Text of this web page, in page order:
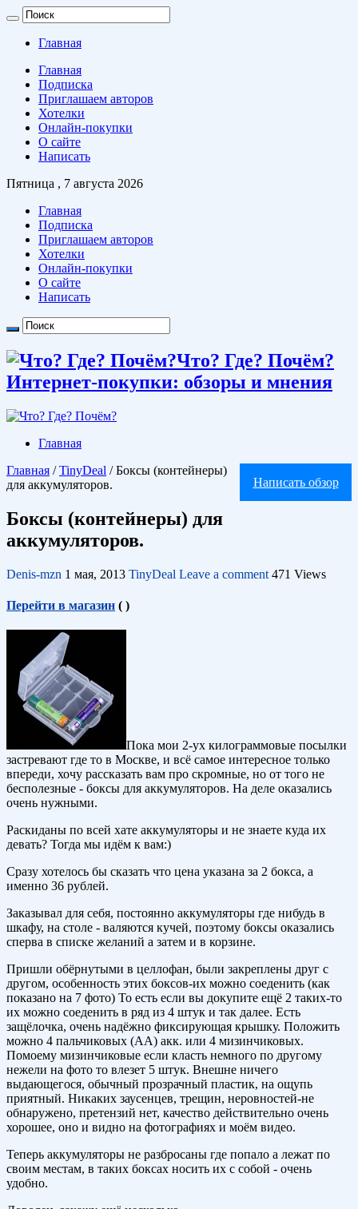
Главная
Главная
Подписка
Приглашаем авторов
Хотелки
Онлайн-покупки
О сайте
Написать
Пятница , 7 августа 2026
Главная
Подписка
Приглашаем авторов
Хотелки
Онлайн-покупки
О сайте
Написать
Что? Где? Почём?
Интернет-покупки: обзоры и мнения
Главная
Написать обзор
Главная / TinyDeal / Боксы (контейнеры)
для аккумуляторов.
Боксы (контейнеры) для
аккумуляторов.
Denis-mzn 1 мая, 2013 TinyDeal Leave a comment 471 Views
Перейти в магазин ( )
Пока мои 2-ух килограммовые посылки
застревают где то в Москве, и всё самое интересное только
впереди, хочу рассказать вам про скромные, но от того не
бесполезные - боксы для аккумуляторов. На деле оказались
очень нужными.
Раскиданы по всей хате аккумуляторы и не знаете куда их
девать? Тогда мы идём к вам:)
Сразу хотелось бы сказать что цена указана за 2 бокса, а
именно 36 рублей.
Заказывал для себя, постоянно аккумуляторы где нибудь в
шкафу, на столе - валяются кучей, поэтому боксы оказались
сперва в списке желаний а затем и в корзине.
Пришли обёрнутыми в целлофан, были закреплены друг с
другом, особенность этих боксов-их можно соеденить (как
показано на 7 фото) То есть если вы докупите ещё 2 таких-то
их можно соеденить в ряд из 4 штук и так далее. Есть
защёлочка, очень надёжно фиксирующая крышку. Положить
можно 4 пальчиковых (AA) акк. или 4 мизинчиковых.
Помоему мизинчиковые если класть немного по другому
нежели на фото то влезет 5 штук. Внешне ничего
выдающегося, обычный прозрачный пластик, на ощупь
приятный. Никаких заусенцев, трещин, неровностей-не
обнаружено, претензий нет, качество действительно очень
хорошее, оно и видно на фотографиях и моём видео.
Теперь аккумуляторы не разбросаны где попало а лежат по
своим местам, в таких боксах носить их с собой - очень
удобно.